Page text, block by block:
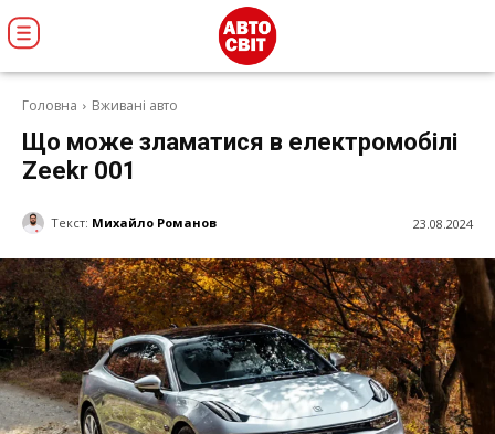
Головна Вживані авто
Що може зламатися в електромобілі
Zeekr 001
Текст: Михайло Романов 23.08.2024